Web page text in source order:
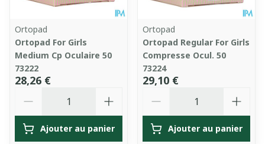
Ortopad
Ortopad For Girls
Medium Cp Oculaire 50
73222
28,26 €
Ajouter au panier
Ortopad
Ortopad Regular For Girls
Compresse Ocul. 50
73224
29,10 €
Ajouter au panier